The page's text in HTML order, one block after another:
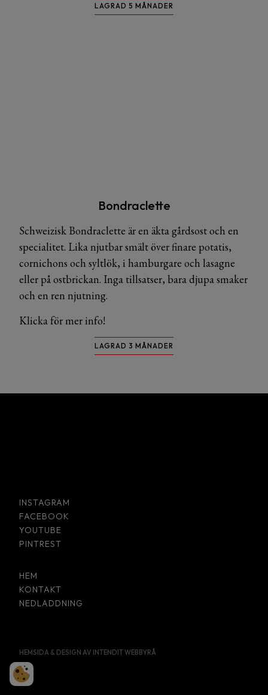
LAGRAD 5 MÅNADER
Bondraclette
Schweizisk Bondraclette är en äkta gårdsost och en
specialitet. Lika njutbar smält över finare potatis,
cornichons och syltlök, i hamburgare och lasagne
eller på ostbrickan. Inga tillsatser, bara djupa smaker
och en ren njutning.
Klicka för mer info!
LAGRAD 3 MÅNADER
INSTAGRAM
FACEBOOK
YOUTUBE
PINTREST
HEM
KONTAKT
NEDLADDNING
HEMSIDA & DESIGN AV INTENDIT WEBBYRÅ